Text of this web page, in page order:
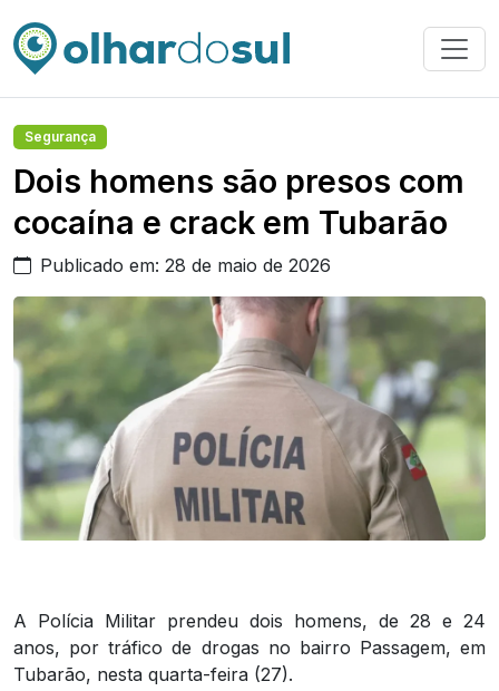
Segurança
Dois homens são presos com
cocaína e crack em Tubarão
Publicado em: 28 de maio de 2026
A Polícia Militar prendeu dois homens, de 28 e 24
anos, por tráfico de drogas no bairro Passagem, em
Tubarão, nesta quarta-feira (27).